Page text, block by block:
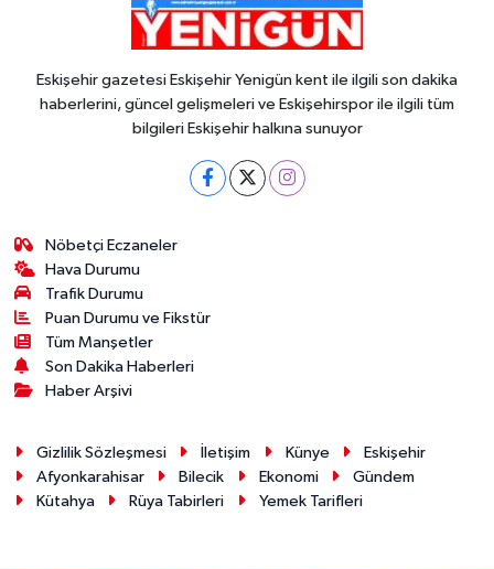
Eskişehir gazetesi Eskişehir Yenigün kent ile ilgili son dakika
haberlerini, güncel gelişmeleri ve Eskişehirspor ile ilgili tüm
bilgileri Eskişehir halkına sunuyor
Nöbetçi Eczaneler
Hava Durumu
Trafik Durumu
Puan Durumu ve Fikstür
Tüm Manşetler
Son Dakika Haberleri
Haber Arşivi
Gizlilik Sözleşmesi İletişim Künye
Eskişehir
Afyonkarahisar
Bilecik Ekonomi
Gündem
Kütahya
Rüya Tabirleri Yemek Tarifleri